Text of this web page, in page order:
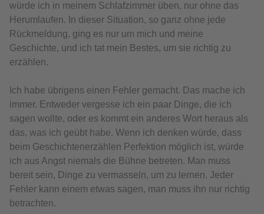
würde ich in meinem Schlafzimmer üben, nur ohne das
Herumlaufen. In dieser Situation, so ganz ohne jede
Rückmeldung, ging es nur um mich und meine
Geschichte, und ich tat mein Bestes, um sie richtig zu
erzählen.
Ich habe übrigens einen Fehler gemacht. Das mache ich
immer. Entweder vergesse ich ein paar Dinge, die ich
sagen wollte, oder es kommt ein anderes Wort heraus als
das, was ich geübt habe. Wenn ich denken würde, dass
beim Geschichtenerzählen Perfektion möglich ist, würde
ich aus Angst niemals die Bühne betreten. Man muss
bereit sein, Dinge zu vermasseln, um zu lernen. Jeder
Fehler kann einem etwas sagen, man muss ihn nur richtig
betrachten.